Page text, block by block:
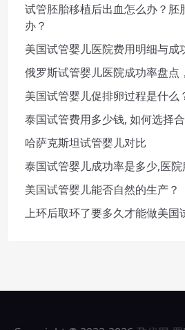
试管胚胎移植后出血怎么办？胚
办？
美国试管婴儿医院费用明细与成
俄罗斯试管婴儿医院成功率盘点
美国试管婴儿促排卵过程是什么
泰国试管费用多少钱, 如何选择
哈萨克斯坦试管婴儿对比
泰国试管婴儿成功率是多少,医
美国试管婴儿能否自然的生产？
上环后取环了要多久才能做美国